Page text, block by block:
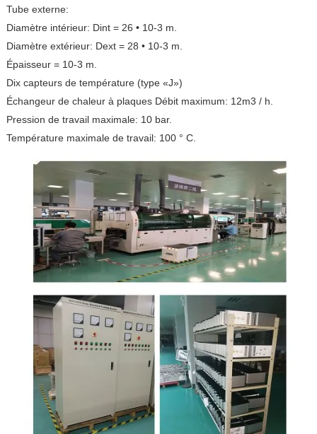
Tube externe:
Diamètre intérieur: Dint = 26 • 10-3 m.
Diamètre extérieur: Dext = 28 • 10-3 m.
Épaisseur = 10-3 m.
Dix capteurs de température (type «J»)
Échangeur de chaleur à plaques Débit maximum: 12m3 / h.
Pression de travail maximale: 10 bar.
Température maximale de travail: 100 ° C.